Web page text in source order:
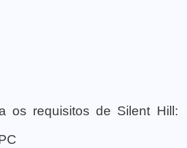
os requisitos de Silent Hill: